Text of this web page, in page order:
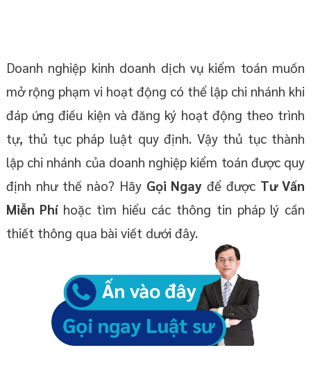
Doanh nghiệp kinh doanh dịch vụ kiểm toán muốn
mở rộng phạm vi hoạt động có thể lập chi nhánh khi
đáp ứng điều kiện và đăng ký hoạt động theo trình
tự, thủ tục pháp luật quy định. Vậy thủ tục thành
lập chi nhánh của doanh nghiệp kiểm toán được quy
định như thế nào? Hãy Gọi Ngay để được Tư Vấn
Miễn Phíhoặc tìm hiểu các thông tin pháp lý cần
thiết thông qua bài viết dưới đây.